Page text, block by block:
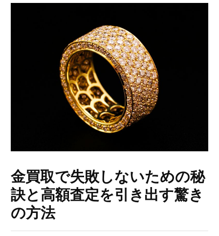
金買取で失敗しないための秘
訣と高額査定を引き出す驚き
の方法